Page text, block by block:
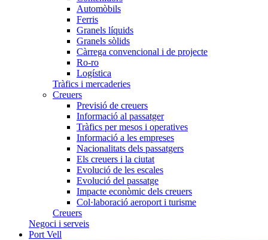
Automòbils
Ferris
Granels líquids
Granels sòlids
Càrrega convencional i de projecte
Ro-ro
Logística
Tràfics i mercaderies
Creuers
Previsió de creuers
Informació al passatger
Tràfics per mesos i operatives
Informació a les empreses
Nacionalitats dels passatgers
Els creuers i la ciutat
Evolució de les escales
Evolució del passatge
Impacte econòmic dels creuers
Col·laboració aeroport i turisme
Creuers
Negoci i serveis
Port Vell